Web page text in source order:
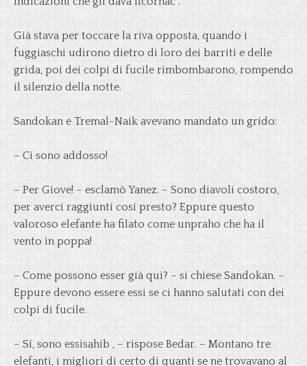
Già stava per toccare la riva opposta, quando i
fuggiaschi udirono dietro di loro dei barriti e delle
grida, poi dei colpi di fucile rimbombarono, rompendo
il silenzio della notte.
Sandokan e Tremal-Naik avevano mandato un grido:
– Ci sono addosso!
– Per Giove! – esclamò Yanez. – Sono diavoli costoro,
per averci raggiunti cosí presto? Eppure questo
valoroso elefante ha filato come unpraho che ha il
vento in poppa!
– Come possono esser già qui? – si chiese Sandokan. –
Eppure devono essere essi se ci hanno salutati con dei
colpi di fucile.
– Sí, sono essisahib , – rispose Bedar. – Montano tre
elefanti, i migliori di certo di quanti se ne trovavano al